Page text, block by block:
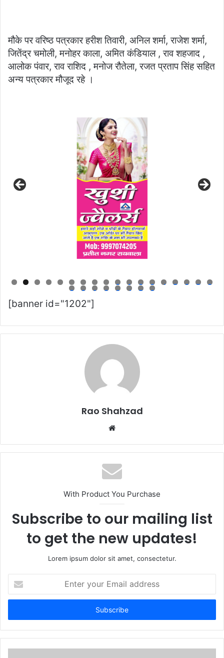
मौके पर वरिष्ठ पत्रकार हरीश तिवारी, अनिल शर्मा, राजेश शर्मा,
जितेंद्र चमोली, मनोहर काला, अमित कंडियाल , राव शहजाद ,
आलोक पंवार, राव राशिद , मनोज रौतेला, रजत प्रताप सिंह सहित
अन्य पत्रकार मौजूद रहे ।
0 1 2 3 4 5 6 7 8
9 0 1 2 3 4 5 6
[banner id="1202"]
Rao Shahzad
Website
With Product You Purchase
Subscribe to our mailing list
to get the new updates!
Lorem ipsum dolor sit amet, consectetur.
your
Email